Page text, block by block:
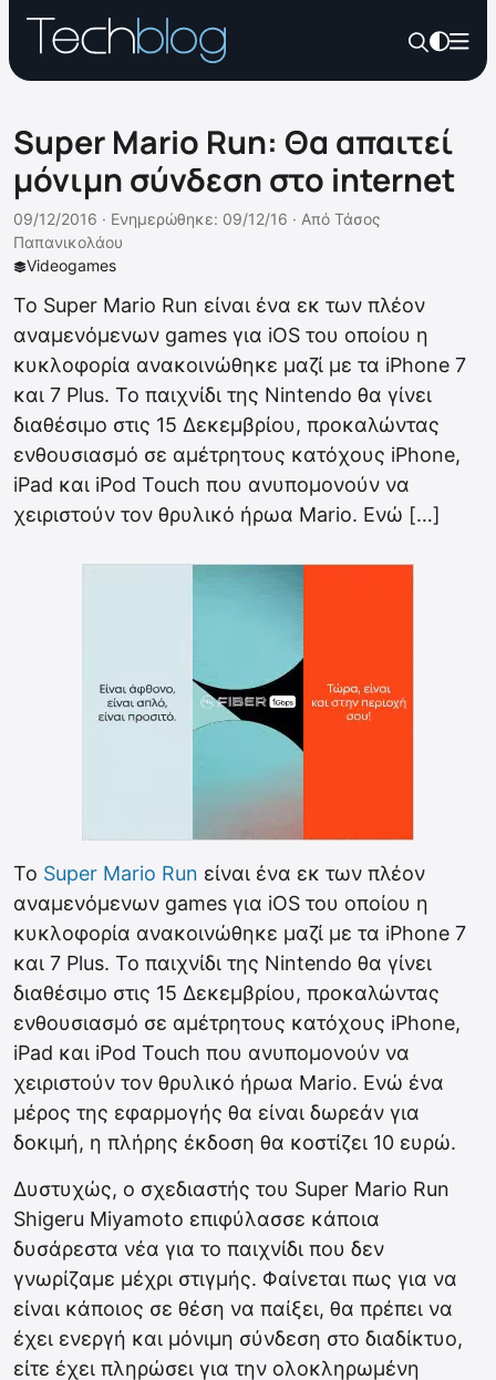
Super Mario Run: Θα απαιτεί
μόνιμη σύνδεση στο internet
Videogames
09/12/2016 · Ενημερώθηκε: 09/12/16 · Από Τάσος
Παπανικολάου
Το Super Mario Run είναι ένα εκ των πλέον
αναμενόμενων games για iOS του οποίου η
κυκλοφορία ανακοινώθηκε μαζί με τα iPhone 7
και 7 Plus. Το παιχνίδι της Nintendo θα γίνει
διαθέσιμο στις 15 Δεκεμβρίου, προκαλώντας
ενθουσιασμό σε αμέτρητους κατόχους iPhone,
iPad και iPod Touch που ανυπομονούν να
χειριστούν τον θρυλικό ήρωα Mario. Ενώ […]
Το Super Mario Run είναι ένα εκ των πλέον
αναμενόμενων games για iOS του οποίου η
κυκλοφορία ανακοινώθηκε μαζί με τα iPhone 7
και 7 Plus. Το παιχνίδι της Nintendo θα γίνει
διαθέσιμο στις 15 Δεκεμβρίου, προκαλώντας
ενθουσιασμό σε αμέτρητους κατόχους iPhone,
iPad και iPod Touch που ανυπομονούν να
χειριστούν τον θρυλικό ήρωα Mario. Ενώ ένα
μέρος της εφαρμογής θα είναι δωρεάν για
δοκιμή, η πλήρης έκδοση θα κοστίζει 10 ευρώ.
Δυστυχώς, ο σχεδιαστής του Super Mario Run
Shigeru Miyamoto επιφύλασσε κάποια
δυσάρεστα νέα για το παιχνίδι που δεν
γνωρίζαμε μέχρι στιγμής. Φαίνεται πως για να
είναι κάποιος σε θέση να παίξει, θα πρέπει να
έχει ενεργή και μόνιμη σύνδεση στο διαδίκτυο,
είτε έχει πληρώσει για την ολοκληρωμένη